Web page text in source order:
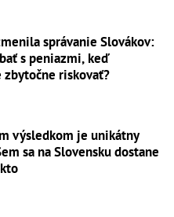
správanie Slovákov:
s peniazmi, keď
zbytočne riskovať?
výsledkom je unikátny
sa na Slovensku dostane